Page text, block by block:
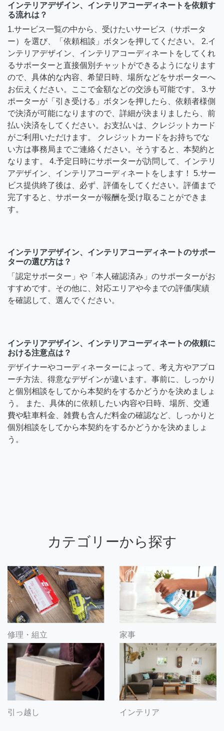
インテリアデザイン、インテリアコーディネートを依頼す
る流れは？
1.サービス一覧の中から、受けたいサービス（サポータ
ー）を選び、「依頼相談」ボタンを押してください。 2.イ
ンテリアデザイン、インテリアコーディネートをしてくれ
るサポーターと直接個別チャットができるようになります
ので、具体的な内容、希望日時、場所などをサポーターへ
お伝えください。ここで金額などの交渉も可能です。 3.サ
ポーターが「引き受ける」ボタンを押したら、依頼者様側
で決済が可能になりますので、詳細が決まりましたら、前
払い決済をしてください。お支払いは、クレジットカード
がご利用いただけます。 クレジットカードをお持ちでな
い方は事務局までご連絡ください。そうすると、本契約と
なります。 4.予定日時にサポーターが訪問して、インテリ
アデザイン、インテリアコーディネートをします！ 5.サー
ビス提供終了後は、必ず、評価をしてください。評価まで
完了すると、サポーターが報酬を受け取ることができま
す。
インテリアデザイン、インテリアコーディネートのサポー
ターの選び方は？
「認定サポーター」や「本人確認済み」のサポーターがお
すすめです。その他に、対応エリアや今までの評価/実績
を確認して、選んでください。
インテリアデザイン、インテリアコーディネートの依頼に
おける注意点は？
デザイナーやコーディネーターによって、考え方やアプロ
ーチ方法、得意なデザインが違います。事前に、しっかり
と個別相談をしてから本契約をするかどうかを決めましょ
う。 また、具体的に依頼したい内容や日時、場所、交通
費や駐車料金、雑費も含んだ料金の確認など、しっかりと
個別相談をしてから本契約をするかどうかを決めましょ
う。
カテゴリーから探す
修理・組立 家事
引っ越し インテリア